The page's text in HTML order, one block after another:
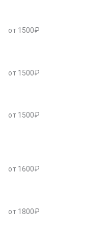
от 1500₽
от 1500₽
от 1500₽
от 1600₽
от 1800₽